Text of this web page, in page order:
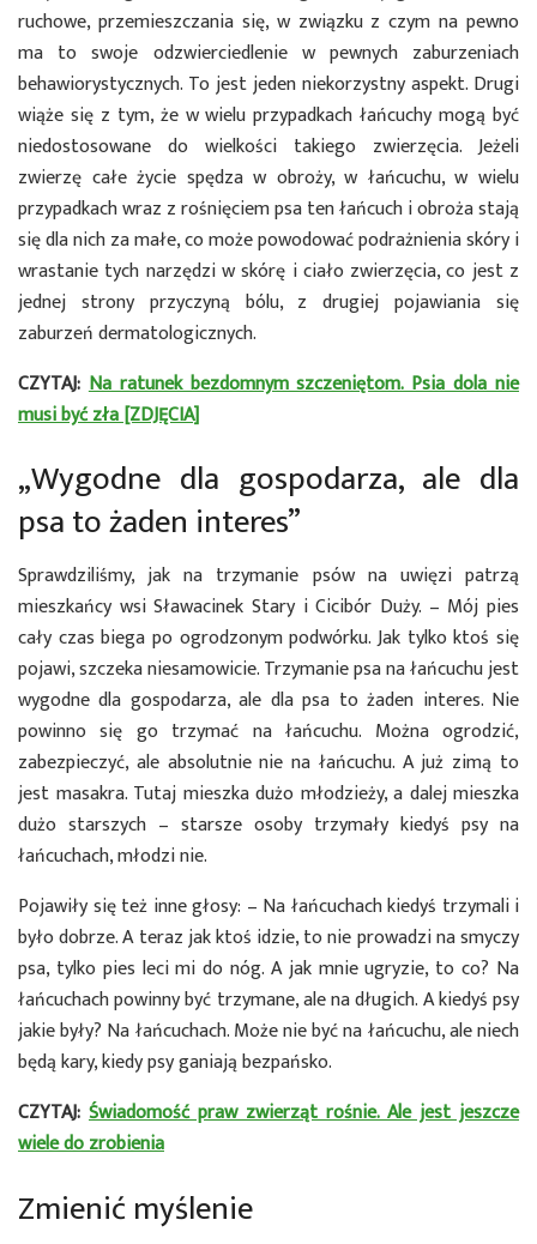
ruchowe, przemieszczania się, w związku z czym na pewno
ma to swoje odzwierciedlenie w pewnych zaburzeniach
behawiorystycznych. To jest jeden niekorzystny aspekt. Drugi
wiąże się z tym, że w wielu przypadkach łańcuchy mogą być
niedostosowane do wielkości takiego zwierzęcia. Jeżeli
zwierzę całe życie spędza w obroży, w łańcuchu, w wielu
przypadkach wraz z rośnięciem psa ten łańcuch i obroża stają
się dla nich za małe, co może powodować podrażnienia skóry i
wrastanie tych narzędzi w skórę i ciało zwierzęcia, co jest z
jednej strony przyczyną bólu, z drugiej pojawiania się
zaburzeń dermatologicznych.
CZYTAJ:Na ratunek bezdomnym szczeniętom. Psia dola nie
musi być zła [ZDJĘCIA]
„Wygodne dla gospodarza, ale dla
psa to żaden interes”
Sprawdziliśmy, jak na trzymanie psów na uwięzi patrzą
mieszkańcy wsi Sławacinek Stary i Cicibór Duży. – Mój pies
cały czas biega po ogrodzonym podwórku. Jak tylko ktoś się
pojawi, szczeka niesamowicie. Trzymanie psa na łańcuchu jest
wygodne dla gospodarza, ale dla psa to żaden interes. Nie
powinno się go trzymać na łańcuchu. Można ogrodzić,
zabezpieczyć, ale absolutnie nie na łańcuchu. A już zimą to
jest masakra. Tutaj mieszka dużo młodzieży, a dalej mieszka
dużo starszych – starsze osoby trzymały kiedyś psy na
łańcuchach, młodzi nie.
Pojawiły się też inne głosy: – Na łańcuchach kiedyś trzymali i
było dobrze. A teraz jak ktoś idzie, to nie prowadzi na smyczy
psa, tylko pies leci mi do nóg. A jak mnie ugryzie, to co? Na
łańcuchach powinny być trzymane, ale na długich. A kiedyś psy
jakie były? Na łańcuchach. Może nie być na łańcuchu, ale niech
będą kary, kiedy psy ganiają bezpańsko.
CZYTAJ: Świadomość praw zwierząt rośnie. Ale jest jeszcze
wiele do zrobienia
Zmienić myślenie